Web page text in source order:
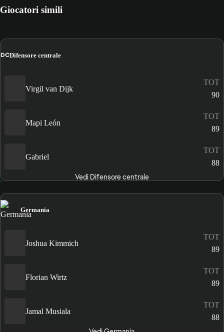
Giocatori simili
DCDifensore centrale
Virgil van Dijk
TOT
90
Mapi León
TOT
89
Gabriel
TOT
88
Vedi Difensore centrale
Germania
Joshua Kimmich
TOT
89
Florian Wirtz
TOT
89
Jamal Musiala
TOT
88